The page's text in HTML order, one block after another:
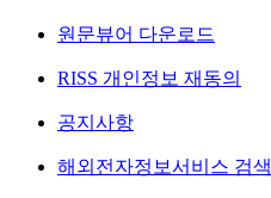
원문뷰어 다운로드
RISS 개인정보 재동의
공지사항
해외전자정보서비스 검색